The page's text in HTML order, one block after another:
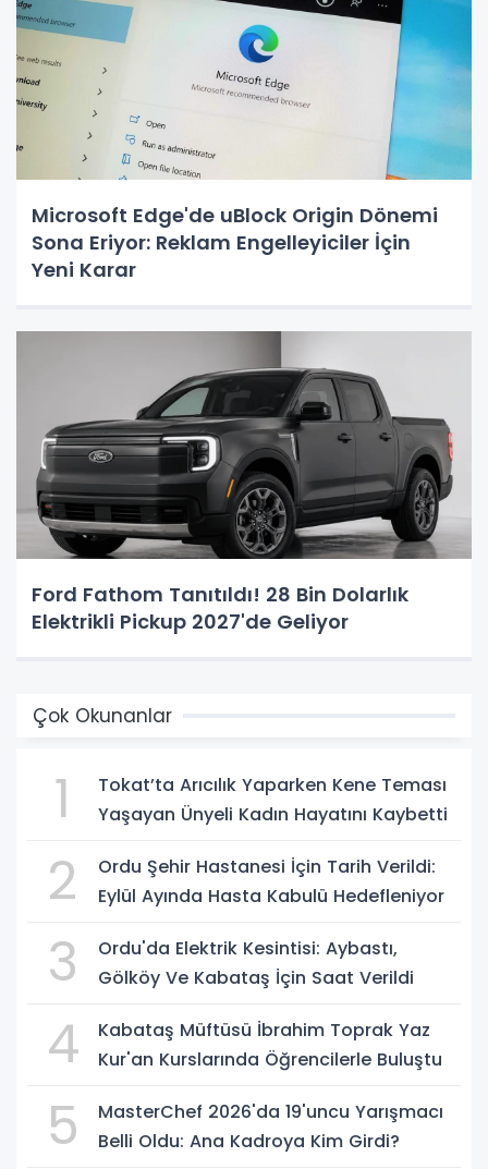
Microsoft Edge'de uBlock Origin Dönemi
Sona Eriyor: Reklam Engelleyiciler İçin
Yeni Karar
Ford Fathom Tanıtıldı! 28 Bin Dolarlık
Elektrikli Pickup 2027'de Geliyor
Çok Okunanlar
1
Tokat’ta Arıcılık Yaparken Kene Teması
Yaşayan Ünyeli Kadın Hayatını Kaybetti
2
Ordu Şehir Hastanesi İçin Tarih Verildi:
Eylül Ayında Hasta Kabulü Hedefleniyor
3
Ordu'da Elektrik Kesintisi: Aybastı,
Gölköy Ve Kabataş İçin Saat Verildi
4
Kabataş Müftüsü İbrahim Toprak Yaz
Kur'an Kurslarında Öğrencilerle Buluştu
5
MasterChef 2026'da 19'uncu Yarışmacı
Belli Oldu: Ana Kadroya Kim Girdi?